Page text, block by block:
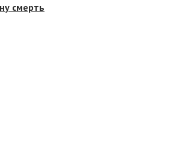
смерть